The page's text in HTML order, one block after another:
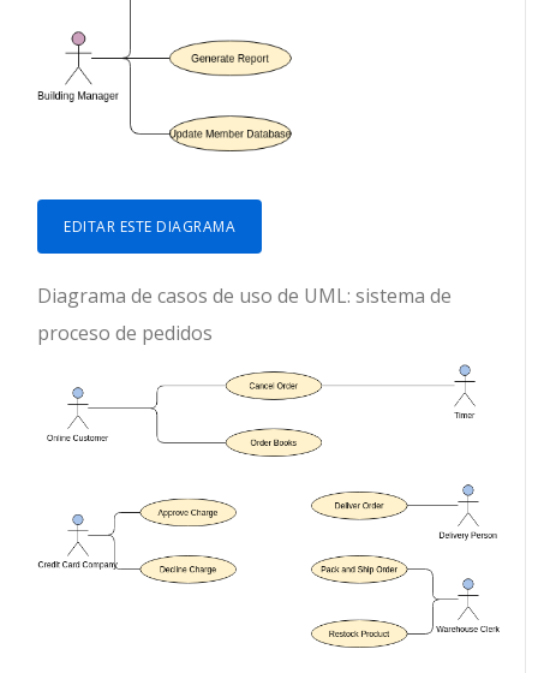
EDITAR ESTE DIAGRAMA
Diagrama de casos de uso de UML: sistema de
proceso de pedidos